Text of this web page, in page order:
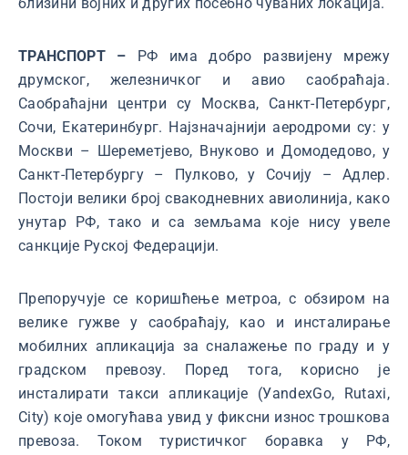
ТРАНСПОРТ – РФ има добро развијену мрежу
друмског, железничког и авио саобраћаја.
Саобраћајни центри су Москва, Санкт-Петербург,
Сочи, Екатеринбург. Најзначајнији аеродроми су: у
Москви – Шереметјево, Внуково и Домодедово, у
Санкт-Петербургу – Пулково, у Сочију – Адлер.
Постоји велики број свакодневних авиолинија, како
унутар РФ, тако и са земљама које нису увеле
санкције Руској Федерацији.
Препоручује се коришћење метроа, с обзиром на
велике гужве у саобраћају, као и инсталирање
мобилних апликација за сналажење по граду и у
градском превозу. Поред тога, корисно је
инсталирати такси апликације (УandexGo, Rutaxi,
City) које омогућава увид у фиксни износ трошкова
превоза. Током туристичког боравка у РФ,